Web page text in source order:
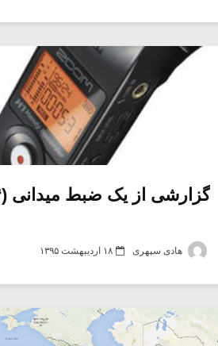
گزارشی از یک ضبط میدانی (۴)
هادی سپهری ۱۸ اردیبهشت ۱۳۹۵